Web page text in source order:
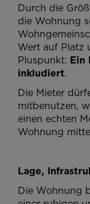
Durch die
die Wohnung
Wert auf Platz
Pluspunkt: Ein
inkludiert.
Die Mieter
mitbenutzen,
einen echten
Wohnung
Lage,
Die Wohnung